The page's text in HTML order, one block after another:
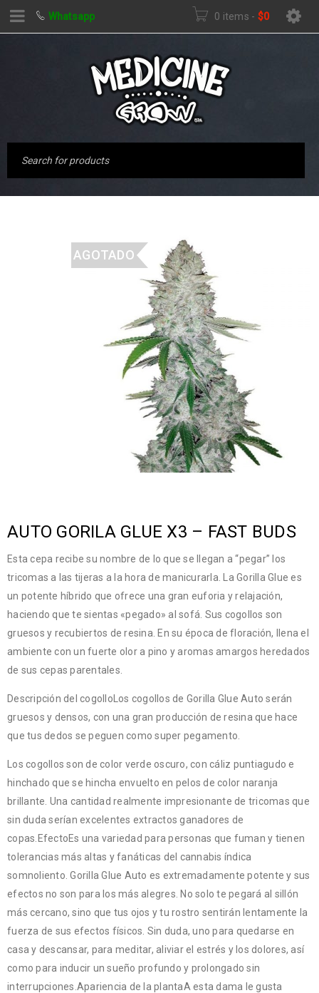
Whatsapp 0 items - $0
AGOTADO
AUTO GORILA GLUE X3 – FAST BUDS
Esta cepa recibe su nombre de lo que se llegan a “pegar” los
tricomas a las tijeras a la hora de manicurarla. La Gorilla Glue es
un potente híbrido que ofrece una gran euforia y relajación,
haciendo que te sientas «pegado» al sofá. Sus cogollos son
gruesos y recubiertos de resina. En su época de floración, llena el
ambiente con un fuerte olor a pino y aromas amargos heredados
de sus cepas parentales.
Descripción del cogolloLos cogollos de Gorilla Glue Auto serán
gruesos y densos, con una gran producción de resina que hace
que tus dedos se peguen como super pegamento.
Los cogollos son de color verde oscuro, con cáliz puntiagudo e
hinchado que se hincha envuelto en pelos de color naranja
brillante. Una cantidad realmente impresionante de tricomas que
sin duda serían excelentes extractos ganadores de
copas.EfectoEs una variedad para personas que fuman y tienen
tolerancias más altas y fanáticas del cannabis índica
somnoliento. Gorilla Glue Auto es extremadamente potente y sus
efectos no son para los más alegres. No solo te pegará al sillón
más cercano, sino que tus ojos y tu rostro sentirán lentamente la
fuerza de sus efectos físicos. Sin duda, uno para quedarse en
casa y descansar, para meditar, aliviar el estrés y los dolores, así
como para inducir un sueño profundo y prolongado sin
interrupciones.Apariencia de la plantaA esta dama le gusta